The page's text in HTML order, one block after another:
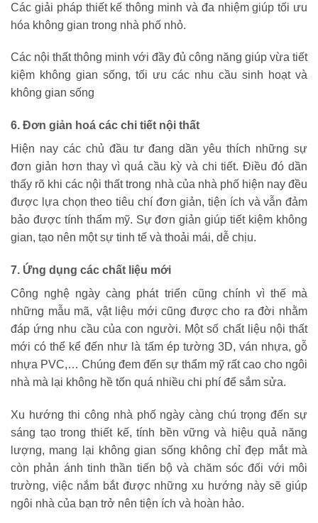
Các giải pháp thiết kế thông minh và đa nhiệm giúp tối ưu
hóa không gian trong nhà phố nhỏ.
Các nội thất thông minh với đầy đủ công năng giúp vừa tiết
kiệm không gian sống, tối ưu các nhu cầu sinh hoạt và
không gian sống
6. Đơn giản hoá các chi tiết nội thất
Hiện nay các chủ đầu tư đang dần yêu thích những sự
đơn giản hơn thay vì quá cầu kỳ và chi tiết. Điều đó dần
thấy rõ khi các nội thất trong nhà của nhà phố hiện nay đều
được lựa chọn theo tiêu chí đơn giản, tiện ích và vẫn đảm
bảo được tính thẩm mỹ. Sự đơn giản giúp tiết kiệm không
gian, tạo nên một sự tinh tế và thoải mái, dễ chịu.
7. Ứng dụng các chất liệu mới
Công nghệ ngày càng phát triển cũng chính vì thế mà
những mẫu mã, vật liệu mới cũng được cho ra đời nhằm
đáp ứng nhu cầu của con người. Một số chất liệu nội thất
mới có thể kể đến như là tấm ép tường 3D, ván nhựa, gỗ
nhựa PVC,… Chúng đem đến sự thẩm mỹ rất cao cho ngôi
nhà mà lại không hề tốn quá nhiều chi phí để sắm sửa.
Xu hướng thi công nhà phố ngày càng chú trọng đến sự
sáng tạo trong thiết kế, tính bền vững và hiệu quả năng
lượng, mang lại không gian sống không chỉ đẹp mắt mà
còn phản ánh tinh thần tiến bộ và chăm sóc đối với môi
trường, việc nắm bắt được những xu hướng này sẽ giúp
ngôi nhà của bạn trở nên tiện ích và hoàn hảo.